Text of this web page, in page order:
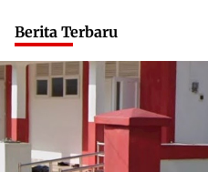
Berita Terbaru